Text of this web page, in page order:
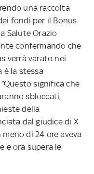
una raccolta
fondi per il Bonus
Salute Orazio
confermando che
verrà varato nei
è la stessa
significa che
sbloccati,
della
dal giudice di X
di 24 ore aveva
e ora supera le